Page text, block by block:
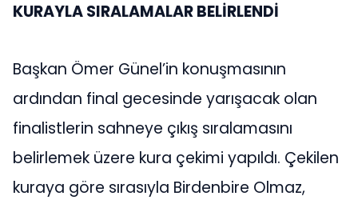
KURAYLA SIRALAMALAR BELİRLENDİ
Başkan Ömer Günel’in konuşmasının
ardından final gecesinde yarışacak olan
finalistlerin sahneye çıkış sıralamasını
belirlemek üzere kura çekimi yapıldı. Çekilen
kuraya göre sırasıyla Birdenbire Olmaz,